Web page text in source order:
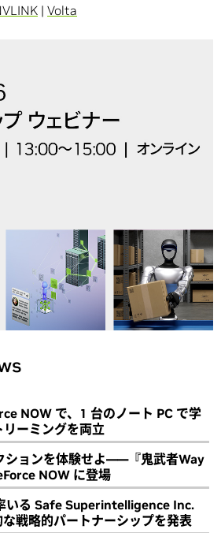
| Volta
NOW で、1 台のノート PC で学
ーミングを両立
ションを体験せよ――『鬼武者Way
NOW に登場
いる Safe Superintelligence Inc.
戦略的パートナーシップを発表